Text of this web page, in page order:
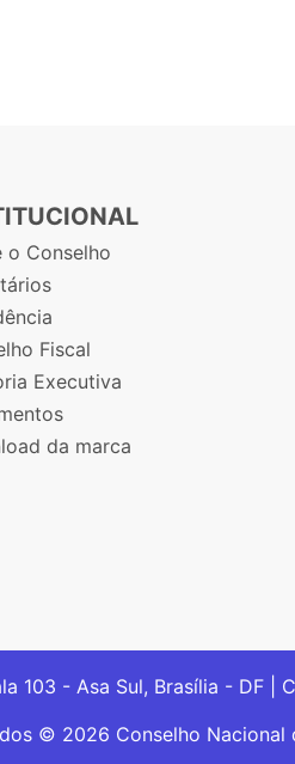
o Conselho
Fiscal
Executiva
da marca
103 - Asa Sul, Brasília - DF |
© 2026 Conselho Nacional